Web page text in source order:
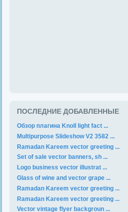
ПОСЛЕДНИЕ ДОБАВЛЕННЫЕ
Обзор плагина Knoll light fact ...
Multipurpose Slideshow V2 3582 ...
Ramadan Kareem vector greeting ...
Set of sale vector banners, sh ...
Logo business vector illustrat ...
Glass of wine and vector grape ...
Ramadan Kareem vector greeting ...
Ramadan Kareem vector greeting ...
Vector vintage flyer backgroun ...